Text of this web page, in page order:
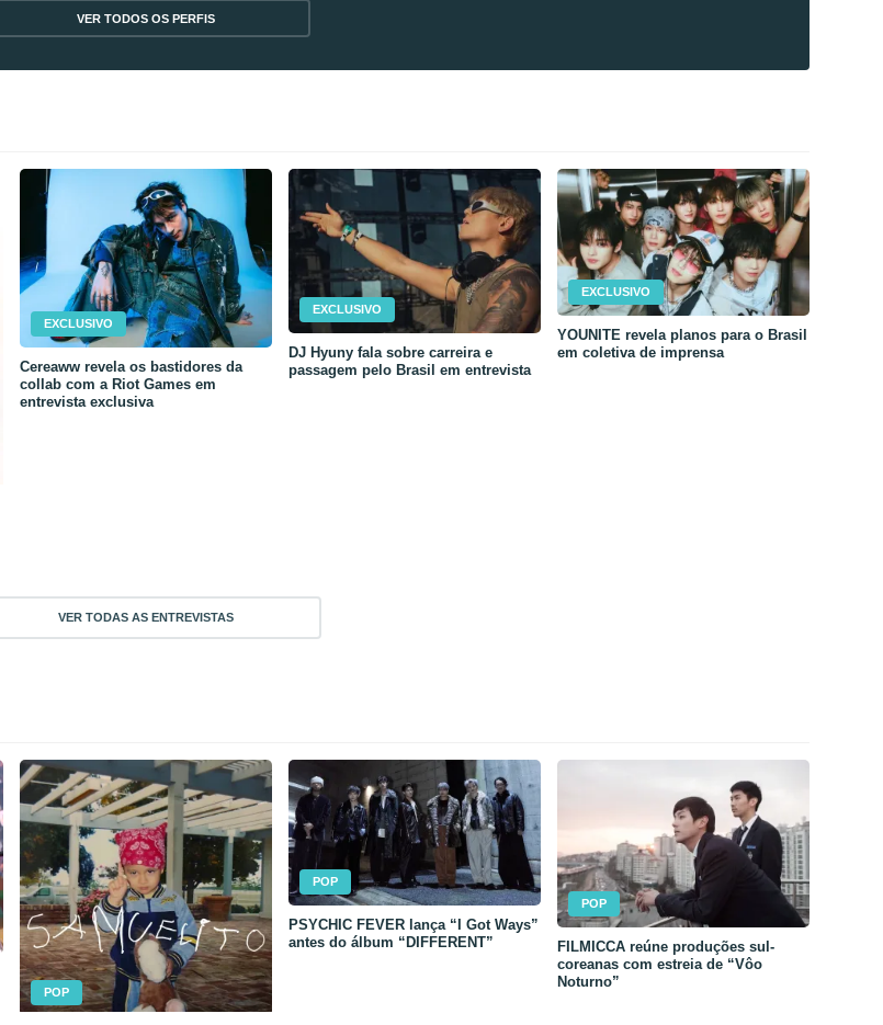
VER TODOS OS PERFIS
EXCLUSIVO
Cereaww revela os bastidores da
collab com a Riot Games em
entrevista exclusiva
EXCLUSIVO
DJ Hyuny fala sobre carreira e
passagem pelo Brasil em entrevista
EXCLUSIVO
YOUNITE revela planos para o Brasil
em coletiva de imprensa
VER TODAS AS ENTREVISTAS
POP
POP
PSYCHIC FEVER lança “I Got Ways”
antes do álbum “DIFFERENT”
POP
FILMICCA reúne produções sul-
coreanas com estreia de “Vôo
Noturno”